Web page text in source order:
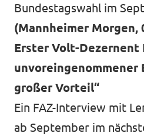
Bundestagswahl im
(Mannheimer Morgen,
Erster Volt-Dezernent
unvoreingenommener
großer Vorteil“
Ein FAZ-Interview mit
ab September im